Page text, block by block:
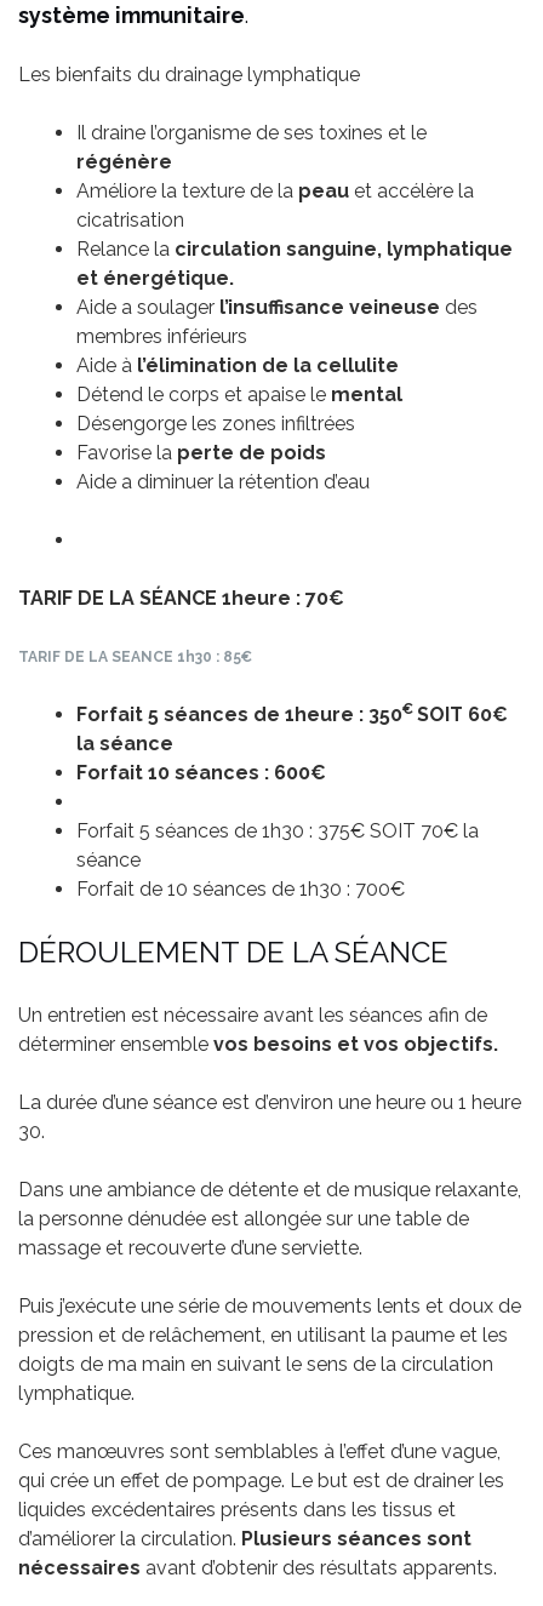
système immunitaire.
Les bienfaits du drainage lymphatique
Il draine l’organisme de ses toxines et le
régénère
Améliore la texture de la peau et accélère la
cicatrisation
Relance la circulation sanguine, lymphatique
et énergétique.
Aide a soulager l’insuffisance veineuse des
membres inférieurs
Aide à l’élimination de la cellulite
Détend le corps et apaise le mental
Désengorge les zones infiltrées
Favorise la perte de poids
Aide a diminuer la rétention d’eau
TARIF DE LA SÉANCE 1heure : 70€
TARIF DE LA SEANCE 1h30 : 85€
Forfait 5 séances de 1heure : 350€ SOIT 60€
la séance
Forfait 10 séances : 600€
Forfait 5 séances de 1h30 : 375€ SOIT 70€ la
séance
Forfait de 10 séances de 1h30 : 700€
DÉROULEMENT DE LA SÉANCE
Un entretien est nécessaire avant les séances afin de
déterminer ensemble vos besoins et vos objectifs.
La durée d’une séance est d’environ une heure ou 1 heure
30.
Dans une ambiance de détente et de musique relaxante,
la personne dénudée est allongée sur une table de
massage et recouverte d’une serviette.
Puis j’exécute une série de mouvements lents et doux de
pression et de relâchement, en utilisant la paume et les
doigts de ma main en suivant le sens de la circulation
lymphatique.
Ces manœuvres sont semblables à l’effet d’une vague,
qui crée un effet de pompage. Le but est de drainer les
liquides excédentaires présents dans les tissus et
d’améliorer la circulation. Plusieurs séances sont
nécessaires avant d’obtenir des résultats apparents.